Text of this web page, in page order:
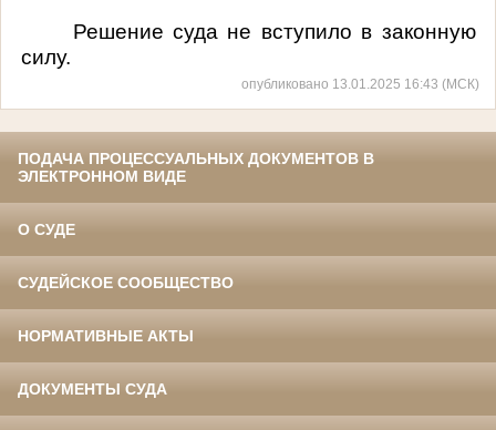
Решение суда не вступило в законную
силу.
опубликовано 13.01.2025 16:43 (МСК)
ПОДАЧА ПРОЦЕССУАЛЬНЫХ ДОКУМЕНТОВ В
ЭЛЕКТРОННОМ ВИДЕ
О СУДЕ
СУДЕЙСКОЕ СООБЩЕСТВО
НОРМАТИВНЫЕ АКТЫ
ДОКУМЕНТЫ СУДА